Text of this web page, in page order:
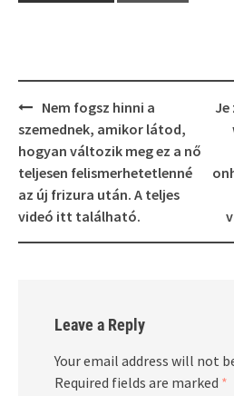
Post
navigation
Nem fogsz hinni a
szemednek, amikor látod,
hogyan változik meg ez a nő
teljesen felismerhetetlenné
az új frizura után. A teljes
videó itt található.
Je
Leave a Reply
Your email address will not
Required fields are marked *